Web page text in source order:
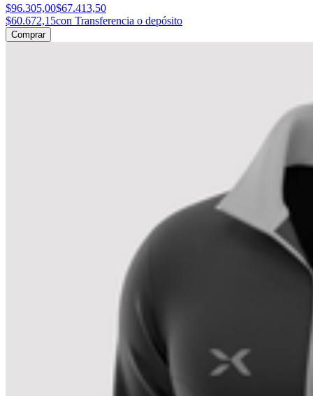
$96.305,00$67.413,50
$60.672,15con Transferencia o depósito
Comprar